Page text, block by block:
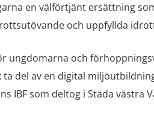
en välförtjänt ersättning
och uppfyllda
ungdomarna och
ta del av en digital
IBF som deltog i Städa västra